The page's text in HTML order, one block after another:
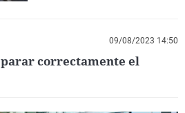
09/08/2023 14:50
correctamente el